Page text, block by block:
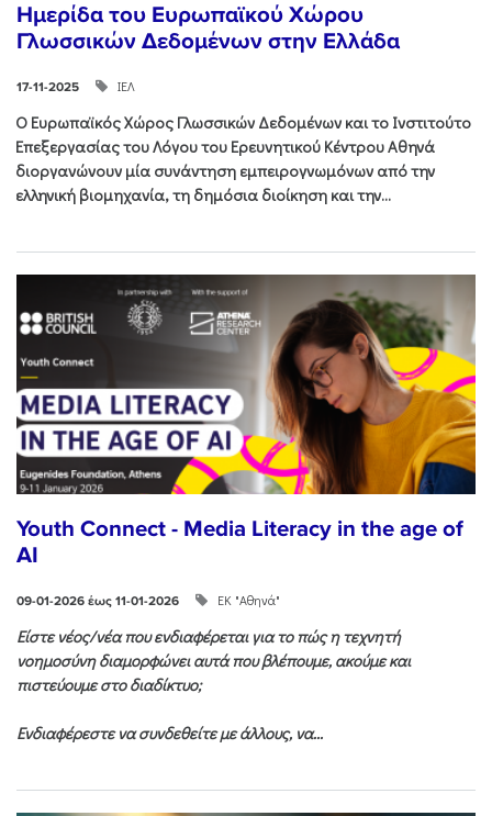
Ημερίδα του Ευρωπαϊκού Χώρου
Γλωσσικών Δεδομένων στην Ελλάδα
17-11-2025 ΙΕΛ
Ο Ευρωπαϊκός Χώρος Γλωσσικών Δεδομένων και το Ινστιτούτο
Επεξεργασίας του Λόγου του Ερευνητικού Κέντρου Αθηνά
διοργανώνουν μία συνάντηση εμπειρογνωμόνων από την
ελληνική βιομηχανία, τη δημόσια διοίκηση και την...
Youth Connect - Media Literacy in the age of
AI
09-01-2026 έως 11-01-2026 ΕΚ "Αθηνά"
Είστε νέος/νέα που ενδιαφέρεται για το πώς η τεχνητή
νοημοσύνη διαμορφώνει αυτά που βλέπουμε, ακούμε και
πιστεύουμε στο διαδίκτυο;
Ενδιαφέρεστε να συνδεθείτε με άλλους, να...